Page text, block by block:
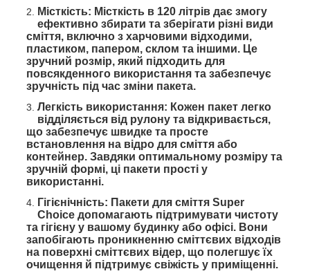
Місткість: Місткість в 120 літрів дає змогу
ефективно збирати та зберігати різні види
сміття, включно з харчовими відходими,
пластиком, папером, склом та іншими. Це
зручний розмір, який підходить для
повсякденного використання та забезпечує
зручність під час зміни пакета.
Легкість використання: Кожен пакет легко
відділяється від рулону та відкривається,
що забезпечує швидке та просте
встановлення на відро для сміття або
контейнер. Завдяки оптимальному розміру та
зручній формі, ці пакети прості у
використанні.
Гігієнічність: Пакети для сміття Super
Choice допомагають підтримувати чистоту
та гігієну у вашому будинку або офісі. Вони
запобігають проникненню сміттєвих відходів
на поверхні сміттєвих відер, що полегшує їх
очищення й підтримує свіжість у приміщенні.